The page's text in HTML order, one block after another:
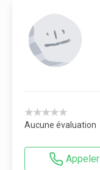
★★★★★
Aucune évaluation
Appeler